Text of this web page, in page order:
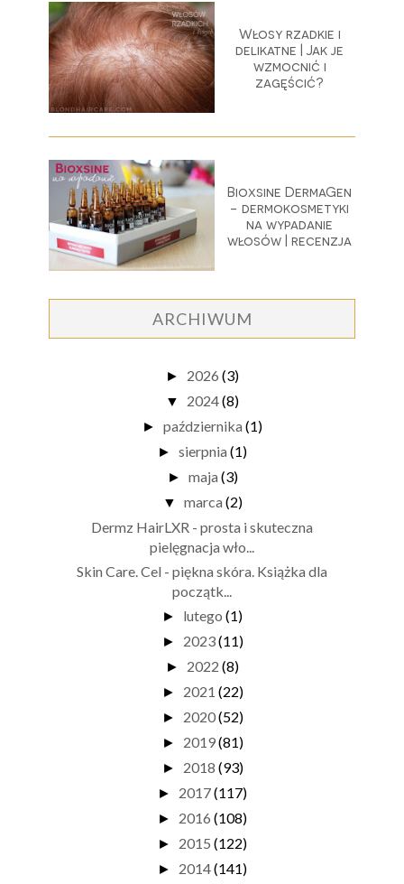
Włosy rzadkie i
delikatne | Jak je
wzmocnić i
zagęścić?
Bioxsine DermaGen
- dermokosmetyki
na wypadanie
włosów | recenzja
ARCHIWUM
► 2026 (3)
▼ 2024(8)
► października (1)
► sierpnia (1)
► maja (3)
▼ marca (2)
Dermz HairLXR - prosta i skuteczna
pielęgnacja wło...
Skin Care. Cel - piękna skóra. Książka dla
początk...
► lutego (1)
► 2023(11)
► 2022 (8)
► 2021 (22)
► 2020(52)
► 2019(81)
► 2018 (93)
► 2017(117)
► 2016 (108)
► 2015 (122)
► 2014(141)